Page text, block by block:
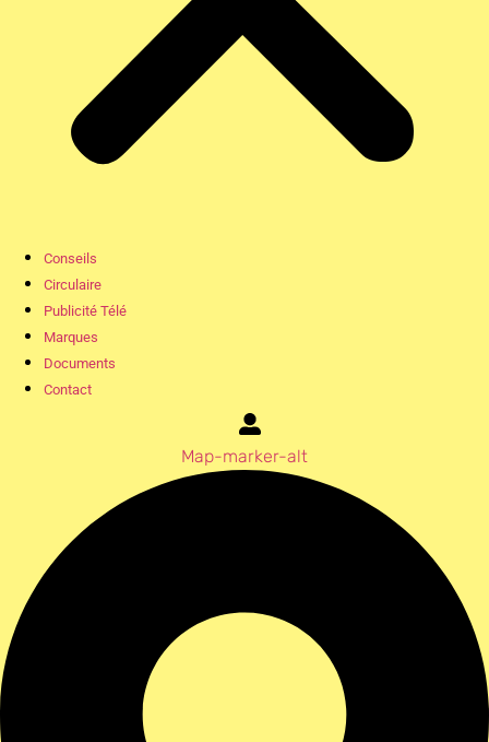
Conseils
Circulaire
Publicité Télé
Marques
Documents
Contact
Map-marker-alt